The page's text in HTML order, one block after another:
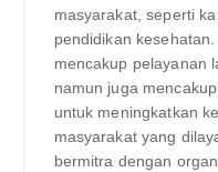
masyarakat, seperti
pendidikan
mencakup pelayanan
namun juga
untuk meningkatkan
masyarakat yang
bermitra dengan